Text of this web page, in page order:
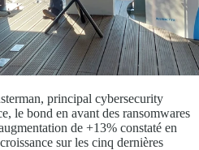
principal cybersecurity
le bond en avant des ransomwares
de +13% constaté en
sur les cinq dernières